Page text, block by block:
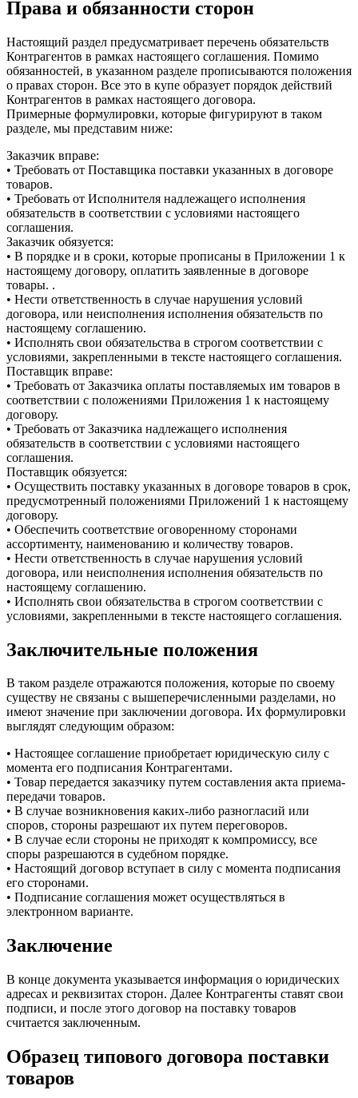
Права и обязанности сторон
Настоящий раздел предусматривает перечень обязательств
Контрагентов в рамках настоящего соглашения. Помимо
обязанностей, в указанном разделе прописываются положения
о правах сторон. Все это в купе образует порядок действий
Контрагентов в рамках настоящего договора.
Примерные формулировки, которые фигурируют в таком
разделе, мы представим ниже:
Заказчик вправе:
• Требовать от Поставщика поставки указанных в договоре
товаров.
• Требовать от Исполнителя надлежащего исполнения
обязательств в соответствии с условиями настоящего
соглашения.
Заказчик обязуется:
• В порядке и в сроки, которые прописаны в Приложении 1 к
настоящему договору, оплатить заявленные в договоре
товары. .
• Нести ответственность в случае нарушения условий
договора, или неисполнения исполнения обязательств по
настоящему соглашению.
• Исполнять свои обязательства в строгом соответствии с
условиями, закрепленными в тексте настоящего соглашения.
Поставщик вправе:
• Требовать от Заказчика оплаты поставляемых им товаров в
соответствии с положениями Приложения 1 к настоящему
договору.
• Требовать от Заказчика надлежащего исполнения
обязательств в соответствии с условиями настоящего
соглашения.
Поставщик обязуется:
• Осуществить поставку указанных в договоре товаров в срок,
предусмотренный положениями Приложений 1 к настоящему
договору.
• Обеспечить соответствие оговоренному сторонами
ассортименту, наименованию и количеству товаров.
• Нести ответственность в случае нарушения условий
договора, или неисполнения исполнения обязательств по
настоящему соглашению.
• Исполнять свои обязательства в строгом соответствии с
условиями, закрепленными в тексте настоящего соглашения.
Заключительные положения
В таком разделе отражаются положения, которые по своему
существу не связаны с вышеперечисленными разделами, но
имеют значение при заключении договора. Их формулировки
выглядят следующим образом:
• Настоящее соглашение приобретает юридическую силу с
момента его подписания Контрагентами.
• Товар передается заказчику путем составления акта приема-
передачи товаров.
• В случае возникновения каких-либо разногласий или
споров, стороны разрешают их путем переговоров.
• В случае если стороны не приходят к компромиссу, все
споры разрешаются в судебном порядке.
• Настоящий договор вступает в силу с момента подписания
его сторонами.
• Подписание соглашения может осуществляться в
электронном варианте.
Заключение
В конце документа указывается информация о юридических
адресах и реквизитах сторон. Далее Контрагенты ставят свои
подписи, и после этого договор на поставку товаров
считается заключенным.
Образец типового договора поставки
товаров